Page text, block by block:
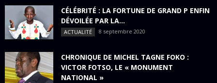
CÉLÉBRITÉ : LA FORTUNE DE GRAND P ENFIN
DÉVOILÉE PAR LA...
ACTUALITÉ 8 septembre 2020
CHRONIQUE DE MICHEL TAGNE FOKO :
VICTOR FOTSO, LE « MONUMENT
NATIONAL »